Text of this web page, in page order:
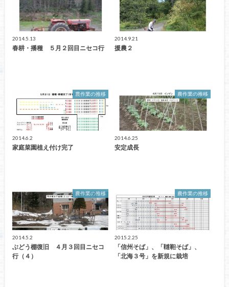
2014.5.13
春耕・播種 ５月２回目ニセコ行
2014.9.21
援農２
農作業の推移
2014.6.2
家庭菜園植え付け完了
農作業の推移
2014.6.25
安定成長
農作業の推移
2014.5.2
ぶどう棚復旧 ４月３回目ニセコ
行（４）
農作業の推移
2015.2.25
「信州そば」、「韃靼そば」、
「北海３号」を新規に栽培